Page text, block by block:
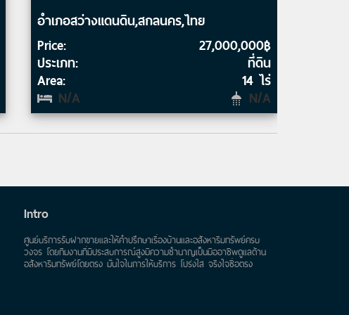
อำเภอสว่างแดนดิน,สกลนคร,ไทย
Price:
27,000,000฿
ประเภท:
ที่ดิน
Area:
14 ไร่
N/A
N/A
Intro
ศูนย์บริการรับฝากขายและให้คำปรึกษาเรื่องบ้านและอสังหาริมทรัพย์ครบ
วงจร โดยทีมงานที่มีประสบการณ์สูงมีความชำนาญเป็นมืออาชีพดูแลด้าน
อสังหาริมทรัพย์โดยตรง มั่นใจในการให้บริการ โปร่งใส จริงใจซื่อตรง